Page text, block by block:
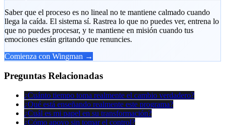
Saber que el proceso es no lineal no te mantiene calmado cuando
llega la caída. El sistema sí. Rastrea lo que no puedes ver, entrena lo
que no puedes procesar, y te mantiene en misión cuando tus
emociones están gritando que renuncies.
Comienza con Wingman →
Preguntas Relacionadas
¿Cuánto tiempo toma realmente el cambio verdadero?
¿Qué está enseñando realmente este programa?
¿Cuál es mi papel en su transformación?
¿Cómo apoyo sin tomar el control?